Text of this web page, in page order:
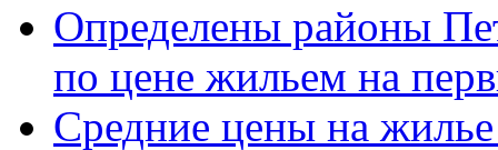
Определены районы
по цене жильем на
Средние цены на